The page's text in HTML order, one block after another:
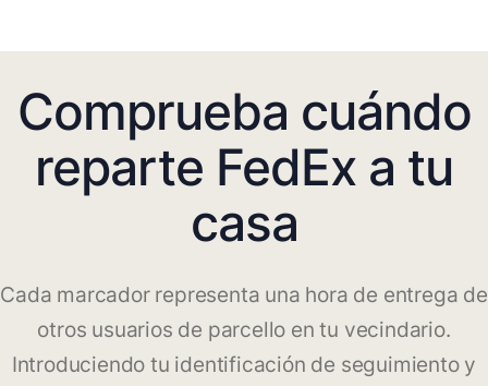
Comprueba cuándo
reparte FedEx a tu
casa
Cada marcador representa una hora de entrega de
otros usuarios de parcello en tu vecindario.
Introduciendo tu identificación de seguimiento y